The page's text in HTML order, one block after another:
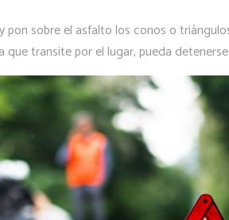
pon sobre el asfalto los conos o
transite por el lugar, pueda